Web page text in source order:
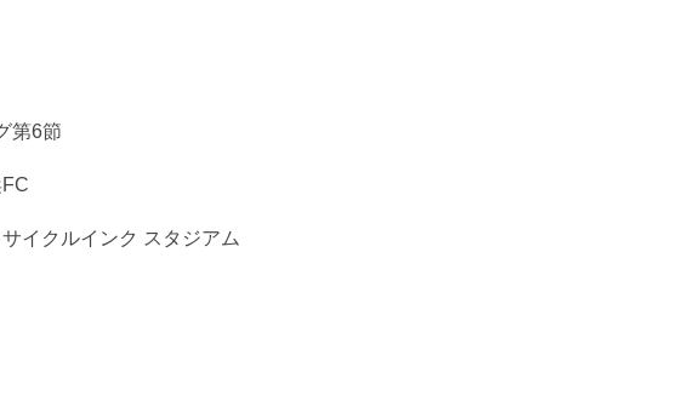
第6節
イクルインク スタジアム